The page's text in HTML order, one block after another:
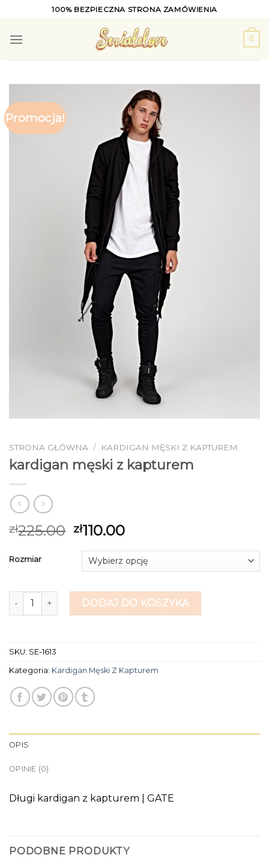
content
100% BEZPIECZNA STRONA ZAMÓWIENIA
0
Promocja!
STRONA GŁÓWNA / KARDIGAN MĘSKI Z KAPTUREM
kardigan męski z kapturem
zł225.00 zł110.00
Rozmiar
ilość kardigan męski z kapturem
DODAJ DO KOSZYKA
SKU: SE-1613
Kategoria: Kardigan Męski Z Kapturem
OPIS
OPINIE (0)
Długi kardigan z kapturem | GATE
PODOBNE PRODUKTY